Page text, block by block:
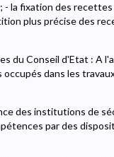
- la fixation des
plus précise des
du Conseil d'Etat : A
dans les
des institutions de
par des